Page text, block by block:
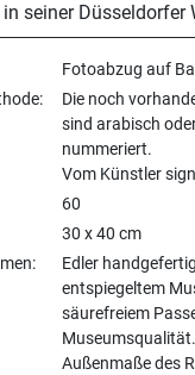
seiner Düsseldorfer
Fotoabzug auf
Die noch
sind arabisch
nummeriert.
Vom Künstler
60
30 x 40 cm
Edler
entspiegeltem
säurefreiem
Museumsqualität.
Außenmaße des